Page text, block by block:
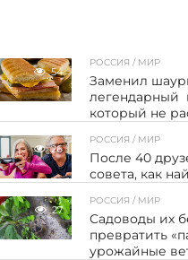
54
РОССИЯ / МИР
Заменил
легендарный
который не
26
РОССИЯ / МИР
После 40
совета, как
27
РОССИЯ / МИР
Садоводы их
превратить
урожайные